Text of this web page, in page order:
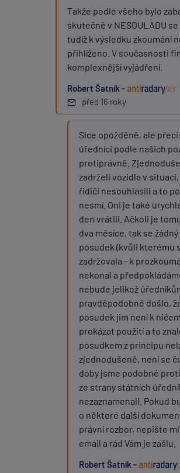
Takže podle všeho bylo
skutečně v NESOULADU
tudíž k výsledku zkoumání
přihlíženo. V současnosti
komplexnější vyjádření.
Robert Šatník -
před 16 roky
Sice opožděně, ale
úředníci podle našich
protiprávně.
zadrželi vozidla v
řidiči nesouhlasili a to
nesmí. Oni je také
den vrátili. Ačkoli je
dva měsíce, tak se
posudek (kvůli kterému
zadržovala - k
nekonal a
nebude jelikož
pravděpodobně došlo,
posudek jim není k
prokázat použití a to
posudkem z principu
zjednodušeně, není se
doby jsme podobné
ze strany státních
nezaznamenali. Pokud
o některé další
právní rozbor, nepište
email a rád Vám je zašlu.
Robert Šatník -